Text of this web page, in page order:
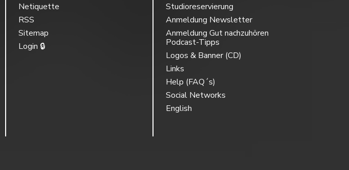
Netiquette
RSS
Sitemap
Login 🔒
Studioreservierung
Anmeldung Newsletter
Anmeldung Gut nachzuhören
Podcast-Tipps
Logos & Banner (CD)
Links
Help (FAQ´s)
Social Networks
English